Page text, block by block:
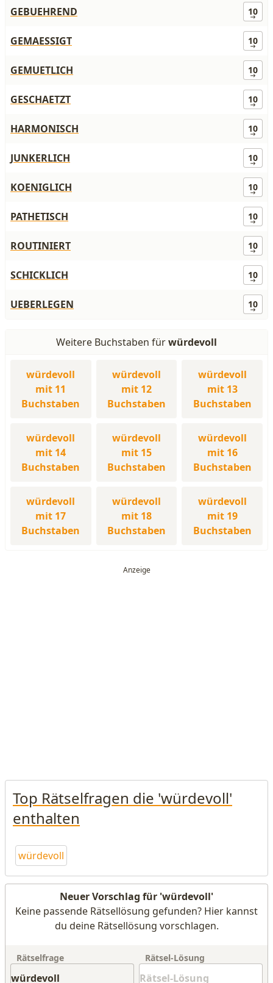
GEBUEHREND 10
GEMAESSIGT 10
GEMUETLICH 10
GESCHAETZT 10
HARMONISCH 10
JUNKERLICH 10
KOENIGLICH 10
PATHETISCH 10
ROUTINIERT 10
SCHICKLICH 10
UEBERLEGEN 10
Weitere Buchstaben fürwürdevoll
würdevoll
mit 11
Buchstaben
würdevoll
mit 12
Buchstaben
würdevoll
mit 13
Buchstaben
würdevoll
mit 14
Buchstaben
würdevoll
mit 15
Buchstaben
würdevoll
mit 16
Buchstaben
würdevoll
mit 17
Buchstaben
würdevoll
mit 18
Buchstaben
würdevoll
mit 19
Buchstaben
Top Rätselfragen die 'würdevoll'
enthalten
würdevoll
Neuer Vorschlag für 'würdevoll'
Keine passende Rätsellösung gefunden? Hier kannst
du deine Rätsellösung vorschlagen.
Rätselfrage Rätsel-Lösung